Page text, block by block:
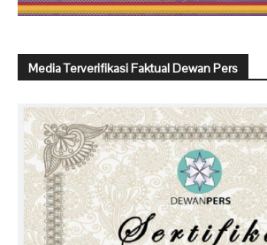
Media Terverifikasi Faktual Dewan Pers